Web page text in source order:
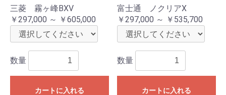
三菱 霧ヶ峰BXV
￥297,000 ～ ￥605,000
数量
カートに入れる
富士通 ノクリアX
￥297,000 ～ ￥535,700
数量
カートに入れる